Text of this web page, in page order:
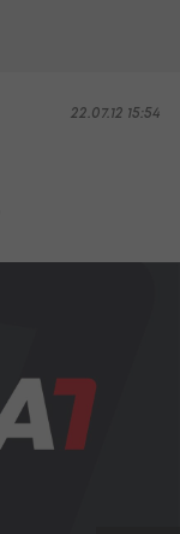
22.07.12 15:54